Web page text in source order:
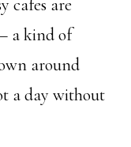
cafes are
a kind of
around
a day without